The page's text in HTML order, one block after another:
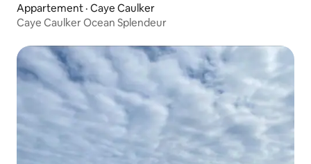
Appartement · Caye Caulker
Caye Caulker Ocean Splendeur